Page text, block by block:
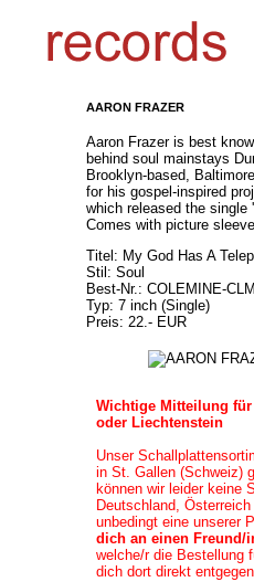
AARON FRAZER
Aaron Frazer is best
behind soul mainstays
Brooklyn-based,
for his gospel-inspired
which released the single
Comes with picture
Titel: My God Has A
Stil: Soul
Best-Nr.: COLEMINE-
Typ: 7 inch (Single)
Preis: 22.- EUR
Wichtige Mitteilung
oder Liechtenstein
Unser
in St. Gallen (Schweiz)
können wir leider keine
Deutschland,
unbedingt eine unserer
dich an einen Freund/
welche/r die Bestellung
dich dort direkt